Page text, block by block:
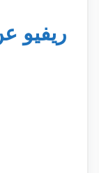
ريفيو